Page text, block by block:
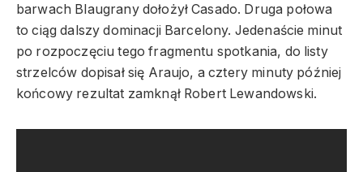
barwach Blaugrany dołożył Casado. Druga połowa
to ciąg dalszy dominacji Barcelony. Jedenaście minut
po rozpoczęciu tego fragmentu spotkania, do listy
strzelców dopisał się Araujo, a cztery minuty później
końcowy rezultat zamknął Robert Lewandowski.